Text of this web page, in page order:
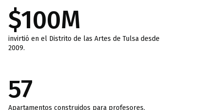
$100M
invirtió en el Distrito de las Artes de Tulsa desde
2009.
57
Apartamentos construidos para profesores,